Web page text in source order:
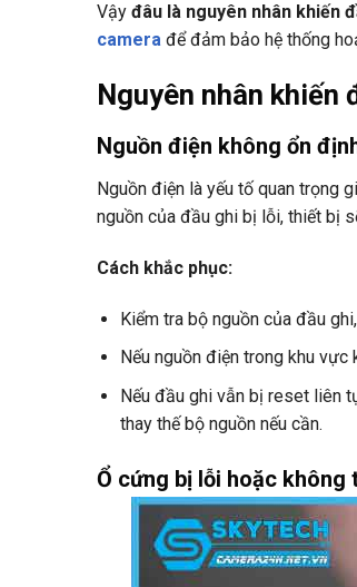
Vậy đâu là nguyên nhân khiến
camera để đảm bảo hệ thống
Nguyên nhân khiến
Nguồn điện không ổn
Nguồn điện là yếu tố quan trọng
nguồn của đầu ghi bị lỗi, thiết bị
Cách khắc phục:
Kiểm tra bộ nguồn của đầu
Nếu nguồn điện trong khu
Nếu đầu ghi vẫn bị reset liên
thay thế bộ nguồn nếu cần.
Ổ cứng bị lỗi hoặc không